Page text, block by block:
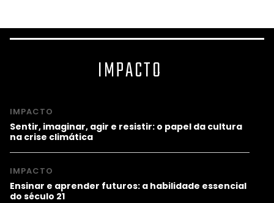
IMPACTO
IMPACTO
Sentir, imaginar, agir e resistir: o papel da cultura
na crise climática
IMPACTO
Ensinar e aprender futuros: a habilidade essencial
do século 21